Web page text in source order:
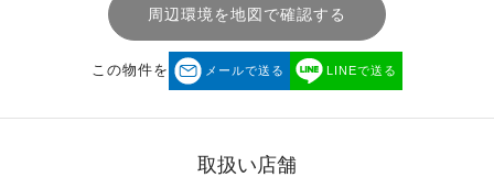
周辺環境を地図で確認する
この物件を メールで送る LINEで送る
取扱い店舗